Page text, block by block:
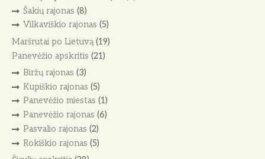
Šakių rajonas (8)
Vilkaviškio rajonas (5)
Maršrutai po Lietuvą(19)
Panevėžio apskritis (21)
Biržų rajonas (3)
Kupiškio rajonas (5)
Panevėžio miestas (1)
Panevėžio rajonas (6)
Pasvalio rajonas (2)
Rokiškio rajonas (5)